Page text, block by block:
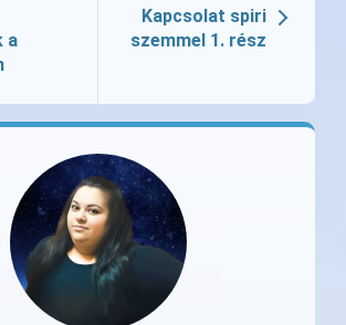
a
Kapcsolat spiri
szemmel 1. rész